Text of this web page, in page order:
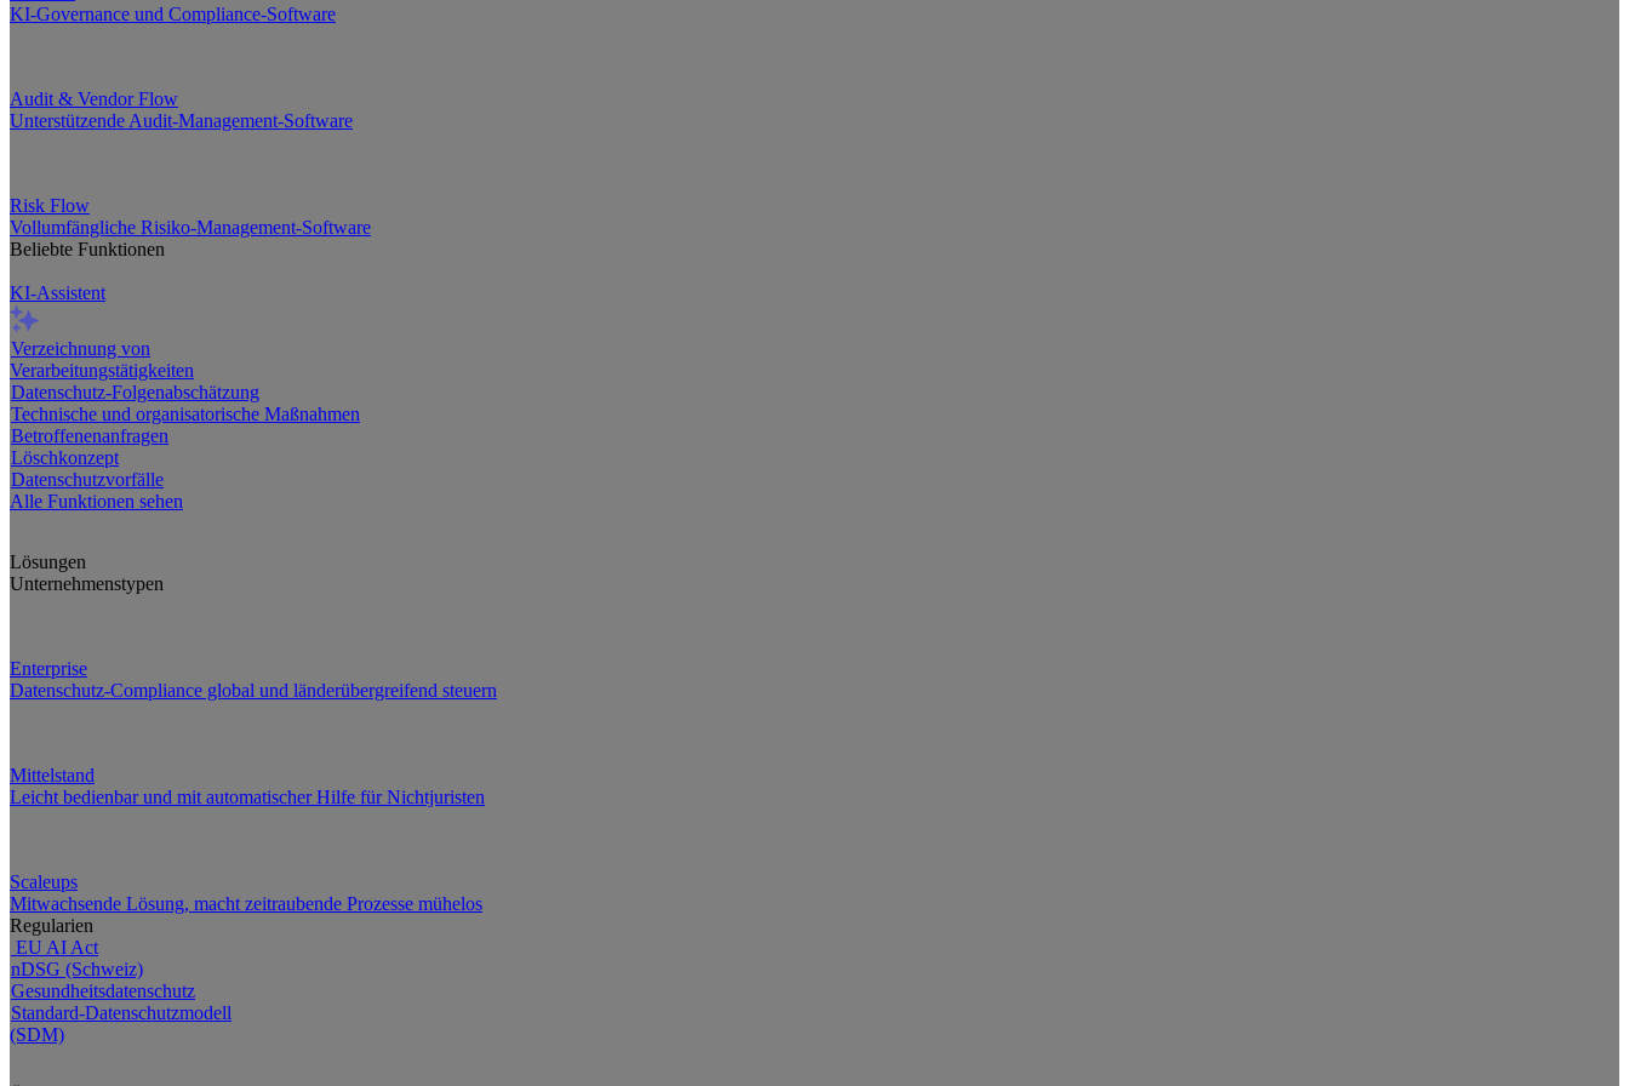
KI-Governance und Compliance-Software
Audit & Vendor Flow
Unterstützende Audit-Management-Software
Risk Flow
Vollumfängliche Risiko-Management-Software
Beliebte Funktionen
KI-Assistent
Verzeichnung von
Verarbeitungstätigkeiten
Datenschutz-Folgenabschätzung
Technische und organisatorische Maßnahmen
Betroffenenanfragen
Löschkonzept
Datenschutzvorfälle
Alle Funktionen sehen
Lösungen
Unternehmenstypen
Enterprise
Datenschutz-Compliance global und länderübergreifend steuern
Mittelstand
Leicht bedienbar und mit automatischer Hilfe für Nichtjuristen
Scaleups
Mitwachsende Lösung, macht zeitraubende Prozesse mühelos
Regularien
EU AI Act
nDSG (Schweiz)
Gesundheitsdatenschutz
Standard-Datenschutzmodell
(SDM)